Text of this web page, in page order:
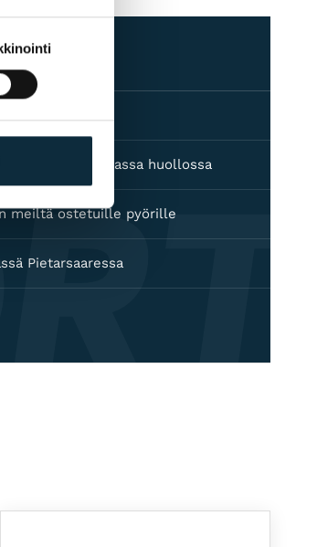
takuuhuolto omassa huollossa
meiltä ostetuille pyörille
Pietarsaaressa